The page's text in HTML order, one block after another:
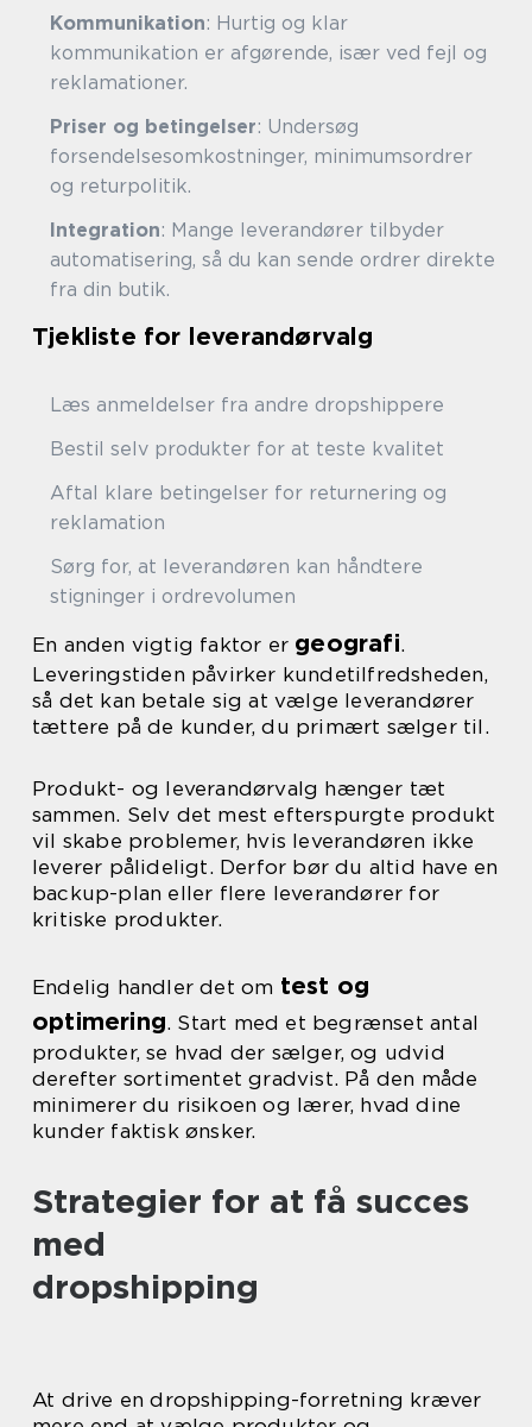
Kommunikation: Hurtig og klar
kommunikation er afgørende, især ved fejl og
reklamationer.
Priser og betingelser: Undersøg
forsendelsesomkostninger, minimumsordrer
og returpolitik.
Integration: Mange leverandører tilbyder
automatisering, så du kan sende ordrer direkte
fra din butik.
Tjekliste for leverandørvalg
Læs anmeldelser fra andre dropshippere
Bestil selv produkter for at teste kvalitet
Aftal klare betingelser for returnering og
reklamation
Sørg for, at leverandøren kan håndtere
stigninger i ordrevolumen
En anden vigtig faktor er geografi.
Leveringstiden påvirker kundetilfredsheden,
så det kan betale sig at vælge leverandører
tættere på de kunder, du primært sælger til.
Produkt- og leverandørvalg hænger tæt
sammen. Selv det mest efterspurgte produkt
vil skabe problemer, hvis leverandøren ikke
leverer pålideligt. Derfor bør du altid have en
backup-plan eller flere leverandører for
kritiske produkter.
Endelig handler det om test og
optimering. Start med et begrænset antal
produkter, se hvad der sælger, og udvid
derefter sortimentet gradvist. På den måde
minimerer du risikoen og lærer, hvad dine
kunder faktisk ønsker.
Strategier for at få succes
med
dropshipping
At drive en dropshipping-forretning kræver